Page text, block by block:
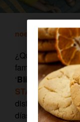
noeliamartinez/ 7
¿Qué ocurre
familiar y
‘Blindspotting’
STARZPLAYque
disfrutarla a
días después de